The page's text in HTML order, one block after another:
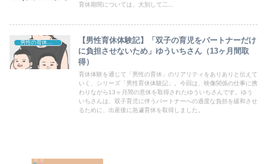
育休期間については、大別して二...
男性の育休「AtoZ」
【男性育休体験記】「双子の育児をパートナーだけ
に負担させないため」ゆういちさん（13ヶ月間取
得）
育休体験を通じて「男性の育休」のリアリティをありありと伝えて
いく、シリーズ「男性育休体験記」。今回は、映像関係の仕事に携
わりながら13ヶ月間の意休を取得されたゆういちさんです。ゆう
いちさんは、双子育児に伴うパートナーへの過度な負担を緩和させ
るために、出産後に急遽育休を取得しました。